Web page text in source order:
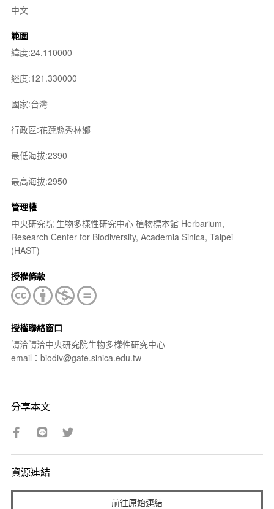
中文
範圍
緯度:24.110000
經度:121.330000
國家:台灣
行政區:花蓮縣秀林鄉
最低海拔:2390
最高海拔:2950
管理權
中央研究院 生物多樣性研究中心 植物標本館 Herbarium,
Research Center for Biodiversity, Academia Sinica, Taipei
(HAST)
授權條款
授權聯絡窗口
請洽請洽中央研究院生物多樣性研究中心
email：biodiv@gate.sinica.edu.tw
分享本文
資源連結
前往原始連結